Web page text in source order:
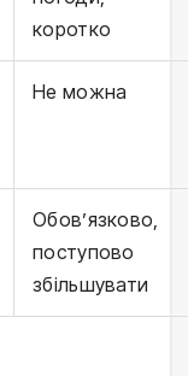
коротко
Не можна
Обов’язково,
поступово
збільшувати